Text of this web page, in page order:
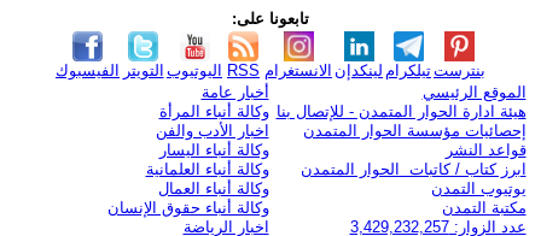
تابعونا على:
الفيسبوك التويتر اليوتيوب RSS الانستغرام لينكدإن تيلكرامبنترست
الموقع الرئيسي
هيئة ادارة الحوار المتمدن - للإتصال بنا
إحصائيات مؤسسة الحوار المتمدن
قواعد النشر
ابرز كتاب / كاتبات الحوار المتمدن
يوتيوب التمدن
مكتبة التمدن
عدد الزوار: 3,429,232,257
أخبار عامة
وكالة أنباء المرأة
اخبار الأدب والفن
وكالة أنباء اليسار
وكالة أنباء العلمانية
وكالة أنباء العمال
وكالة أنباء حقوق الإنسان
اخبار الرياضة